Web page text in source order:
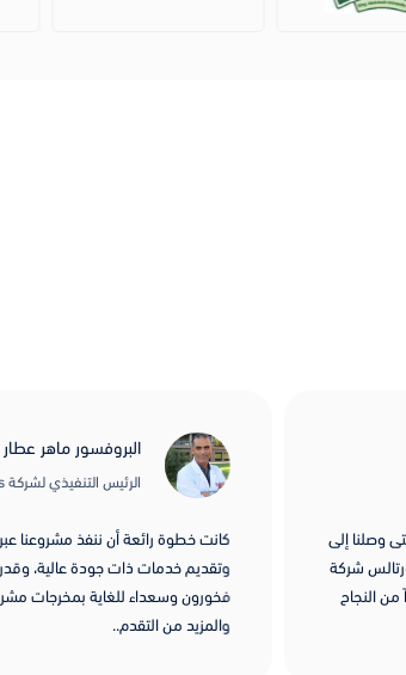
وصلنا إلى
شركة
من النجاح
البروفسور ماهر عطار
الرئيس التنفيذي لشركة biointelligents
كانت خطوة رائعة أن ننفذ مشروعنا
وتقديم خدمات ذات جودة عالية،
فخورون وسعداء للغاية بمخرجات
والمزيد من التقدم..